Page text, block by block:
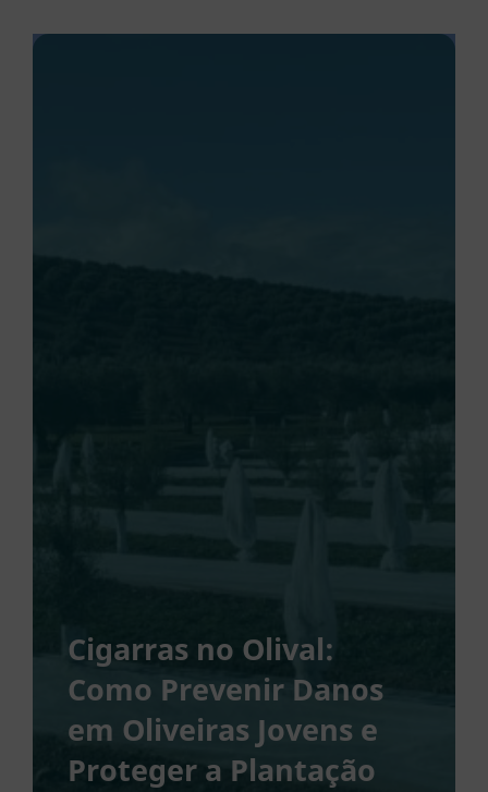
Cigarras no Olival:
Como Prevenir Danos
em Oliveiras Jovens e
Proteger a Plantação